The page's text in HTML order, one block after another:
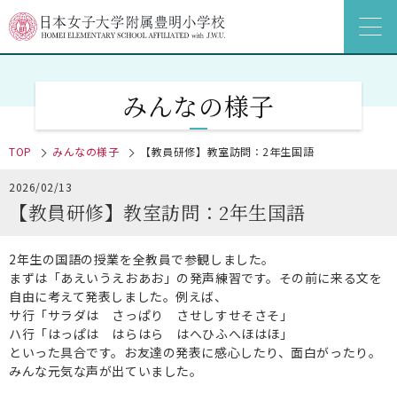
みんなの様子
TOP みんなの様子 【教員研修】教室訪問：2年生国語
2026/02/13
【教員研修】教室訪問：2年生国語
2年生の国語の授業を全教員で参観しました。
まずは「あえいうえおあお」の発声練習です。その前に来る文を
自由に考えて発表しました。例えば、
サ行「サラダは さっぱり させしすせそさそ」
ハ行「はっぱは はらはら はへひふへほはほ」
といった具合です。お友達の発表に感心したり、面白がったり。
みんな元気な声が出ていました。